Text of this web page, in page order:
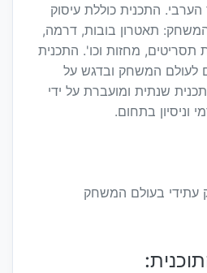
התכנית כוללת עיסוק
תאטרון בובות, דרמה,
תסריטים, מחזות וכו'. התכנית
המשחק ובדגש על
שנתית ומועברת על ידי
וניסיון בתחום.
עתידי בעולם המשחק